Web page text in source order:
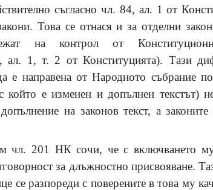
съгласно чл. 84, ал. 1 от
Това се отнася и за отделни
на контрол от
ал. 1, т. 2 от Конституцията). Тази
направена от Народното събрание по
е изменен и допълнен текстът)
на законов текст, а
чл. 201 НК сочи, че с включването
за длъжностно присвояване.
се разпореди с поверените в това му